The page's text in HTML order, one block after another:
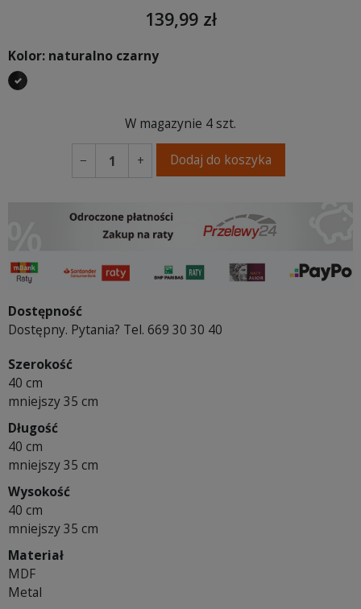
139,99 zł
Kolor: naturalno czarny
naturalno czarny
W magazynie 4 szt.
− + Dodaj do koszyka
Dostępność
Dostępny. Pytania? Tel. 669 30 30 40
Szerokość
40 cm
mniejszy 35 cm
Długość
40 cm
mniejszy 35 cm
Wysokość
40 cm
mniejszy 35 cm
Materiał
MDF
Metal